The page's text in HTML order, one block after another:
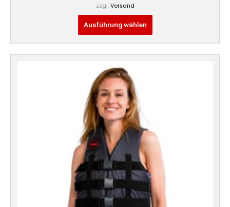
zzgl. Versand
Ausführung wählen
Dieses
Produkt
weist
mehrere
Varianten
auf.
Die
Optionen
können
auf
der
Produktseite